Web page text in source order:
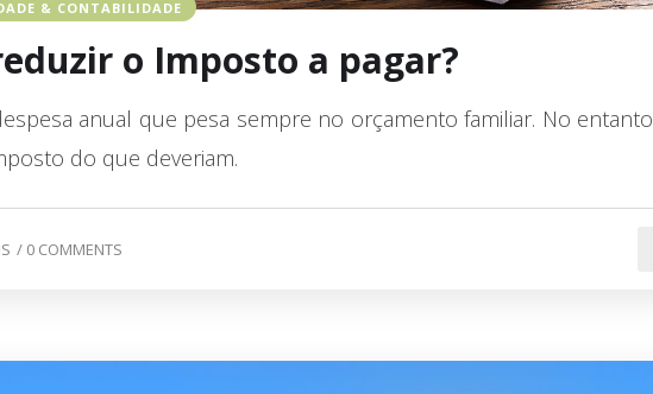
& CONTABILIDADE
o Imposto a pagar?
anual que pesa sempre no orçamento familiar. No entanto
do que deveriam.
/ 0 COMMENTS